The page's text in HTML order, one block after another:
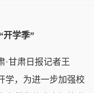
开学季”
·甘肃日报记者王
学，为进一步加强校